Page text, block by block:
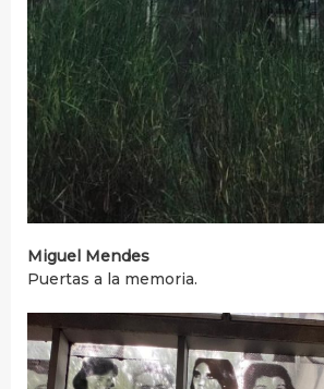
Miguel Mendes
Puertas a la memoria.